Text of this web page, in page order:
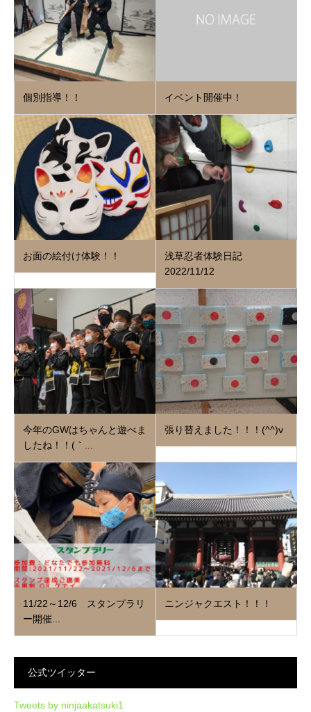
個別指導！！ イベント開催中！
お面の絵付け体験！！
浅草忍者体験日記
2022/11/12
今年のGWはちゃんと遊べま
したね！！(｀...
張り替えました！！！(^^)v
11/22～12/6 スタンプラリ
ー開催...
ニンジャクエスト！！！
公式ツイッター
Tweets by ninjaakatsuki1